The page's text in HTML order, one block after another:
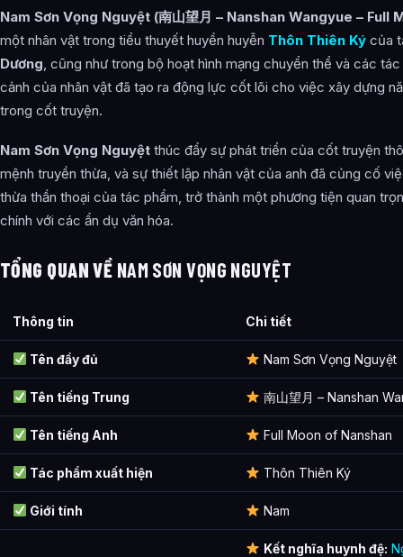
Cảnh giới tu luyện của Nam Sơn Vọng Nguyệt như thế nào?
Nam Sơn Vọng Nguyệt xuất hiện trong tác phẩm nào?
Các mối quan hệ quan trọng của Nam Sơn Vọng Nguyệt là gì?
Thông tin về Nam Sơn Vọng Nguyệt được tổng hợp từ đâu?
Nam Sơn Vọng Nguyệt (南山望月 – Nanshan Wangyue – Full
một nhân vật trong tiểu thuyết huyền huyễn Thôn Thiên Ký của
Dương, cũng như trong bộ hoạt hình mạng chuyển thể và các
cảnh của nhân vật đã tạo ra động lực cốt lõi cho việc xây dựng
trong cốt truyện.
Nam Sơn Vọng Nguyệt thúc đẩy sự phát triển của cốt truyện
mệnh truyền thừa, và sự thiết lập nhân vật của anh đã củng cố
thừa thần thoại của tác phẩm, trở thành một phương tiện quan
chính với các ẩn dụ văn hóa.
TỔNG QUAN VỀ NAM SƠN VỌNG NGUYỆT
Thông tin Chi tiết
Tên đầy đủ Nam Sơn Vọng Nguyệt
Tên tiếng Trung 南山望月 – Nanshan
Tên tiếng Anh Full Moon of Nanshan
Tác phẩm xuất hiện Thôn Thiên Ký
Giới tính Nam
Kết nghĩa huynh đệ: